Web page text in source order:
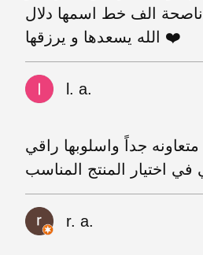
الف خط اسمها دلال
الله يسعدها و يرزقها ❤️
l. a.
جداً واسلوبها راقي
r. a.